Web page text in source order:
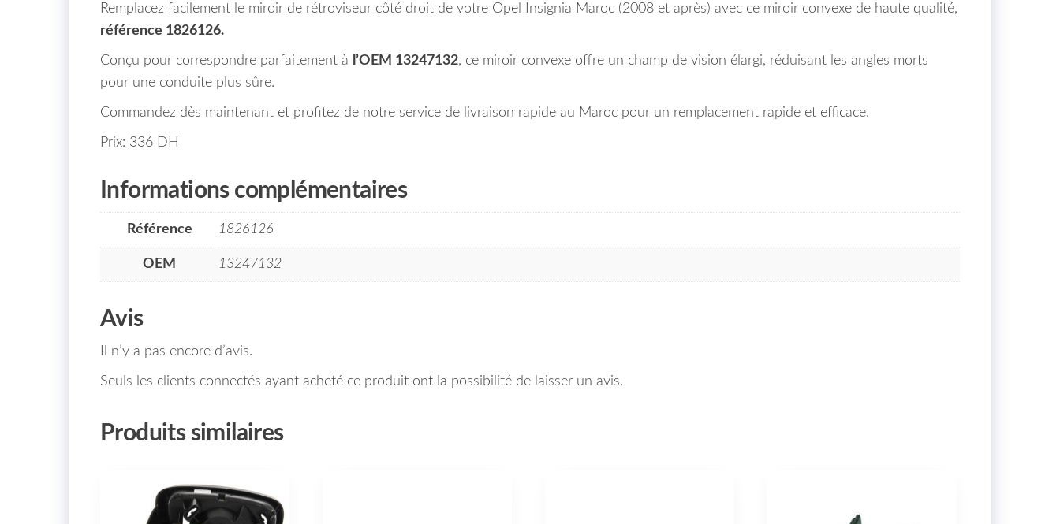
Remplacez facilement le miroir de rétroviseur côté droit de votre Opel Insignia Maroc (2008 et après) avec ce miroir convexe de haute qualité,
référence 1826126.
Conçu pour correspondre parfaitement à l’OEM 13247132, ce miroir convexe offre un champ de vision élargi, réduisant les angles morts
pour une conduite plus sûre.
Commandez dès maintenant et profitez de notre service de livraison rapide au Maroc pour un remplacement rapide et efficace.
Prix: 336 DH
Informations complémentaires
Référence 1826126
OEM 13247132
Avis
Il n’y a pas encore d’avis.
Seuls les clients connectés ayant acheté ce produit ont la possibilité de laisser un avis.
Produits similaires